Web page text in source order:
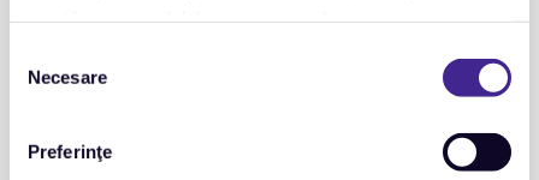
consimțământului
Necesare
Preferinţe